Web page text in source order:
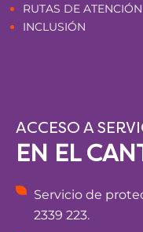
RUTAS DE ATENCIÓN
INCLUSIÓN
ACCESO A
EN EL
Servicio de
2339 223.